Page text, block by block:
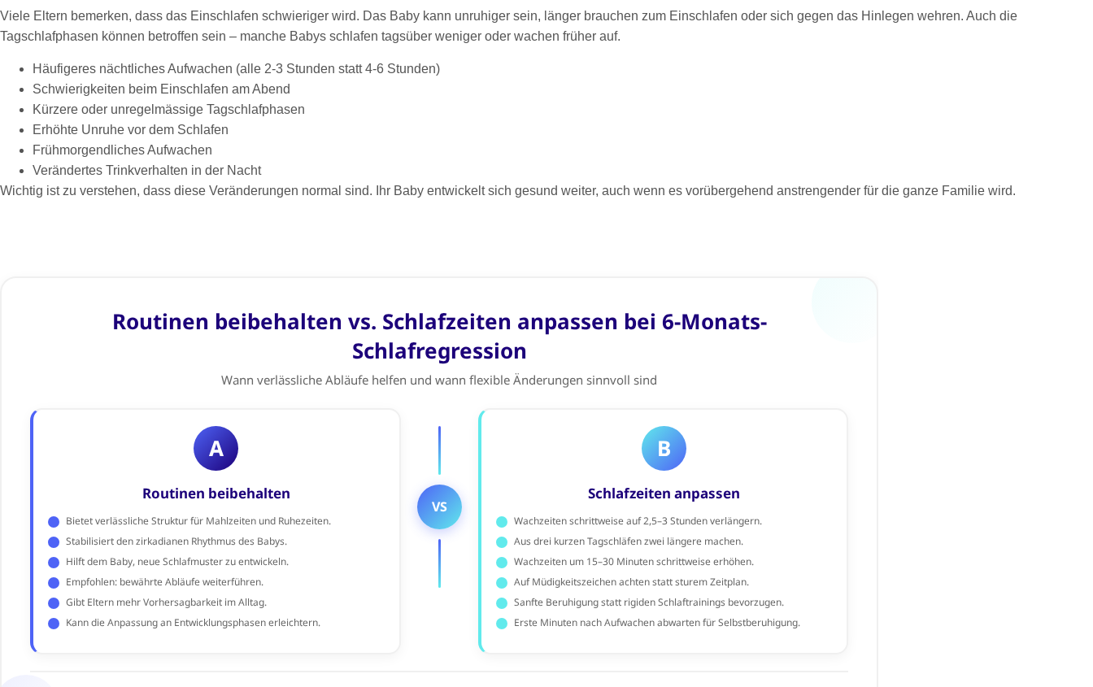
Viele Eltern bemerken, dass das Einschlafen schwieriger wird. Das Baby kann unruhiger sein, länger brauchen zum Einschlafen oder sich gegen das Hinlegen wehren. Auch die
Tagschlafphasen können betroffen sein – manche Babys schlafen tagsüber weniger oder wachen früher auf.
Häufigeres nächtliches Aufwachen (alle 2-3 Stunden statt 4-6 Stunden)
Schwierigkeiten beim Einschlafen am Abend
Kürzere oder unregelmässige Tagschlafphasen
Erhöhte Unruhe vor dem Schlafen
Frühmorgendliches Aufwachen
Verändertes Trinkverhalten in der Nacht
Wichtig ist zu verstehen, dass diese Veränderungen normal sind. Ihr Baby entwickelt sich gesund weiter, auch wenn es vorübergehend anstrengender für die ganze Familie wird.